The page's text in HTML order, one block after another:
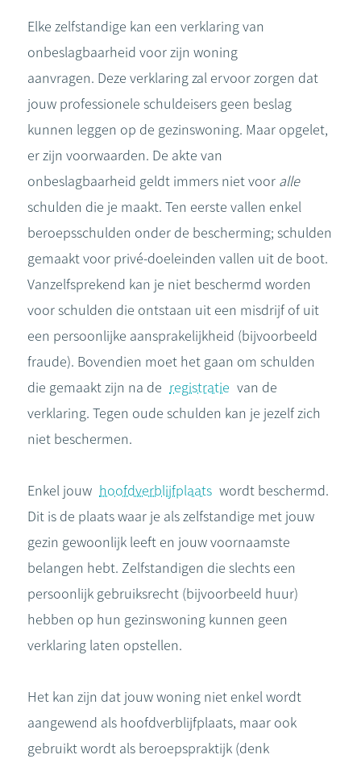
Elke zelfstandige kan een verklaring van
onbeslagbaarheid voor zijn woning
aanvragen. Deze verklaring zal ervoor zorgen dat
jouw professionele schuldeisers geen beslag
kunnen leggen op de gezinswoning. Maar opgelet,
er zijn voorwaarden. De akte van
onbeslagbaarheid geldt immers niet voor alle
schulden die je maakt. Ten eerste vallen enkel
beroepsschulden onder de bescherming; schulden
gemaakt voor privé-doeleinden vallen uit de boot.
Vanzelfsprekend kan je niet beschermd worden
voor schulden die ontstaan uit een misdrijf of uit
een persoonlijke aansprakelijkheid (bijvoorbeeld
fraude). Bovendien moet het gaan om schulden
die gemaakt zijn na de registratie van de
verklaring. Tegen oude schulden kan je jezelf zich
niet beschermen.
Enkel jouw hoofdverblijfplaats wordt beschermd.
Dit is de plaats waar je als zelfstandige met jouw
gezin gewoonlijk leeft en jouw voornaamste
belangen hebt. Zelfstandigen die slechts een
persoonlijk gebruiksrecht (bijvoorbeeld huur)
hebben op hun gezinswoning kunnen geen
verklaring laten opstellen.
Het kan zijn dat jouw woning niet enkel wordt
aangewend als hoofdverblijfplaats, maar ook
gebruikt wordt als beroepspraktijk (denk